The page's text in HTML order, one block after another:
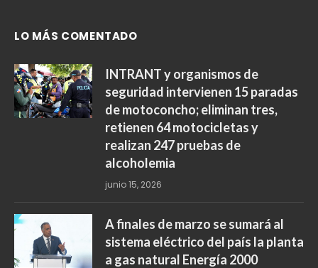
LO MÁS COMENTADO
INTRANT y organismos de
seguridad intervienen 15 paradas
de motoconcho; eliminan tres,
retienen 64 motocicletas y
realizan 247 pruebas de
alcoholemia
junio 15, 2026
A finales de marzo se sumará al
sistema eléctrico del país la planta
a gas natural Energía 2000